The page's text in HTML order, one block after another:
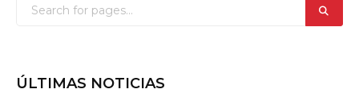
ÚLTIMAS NOTICIAS